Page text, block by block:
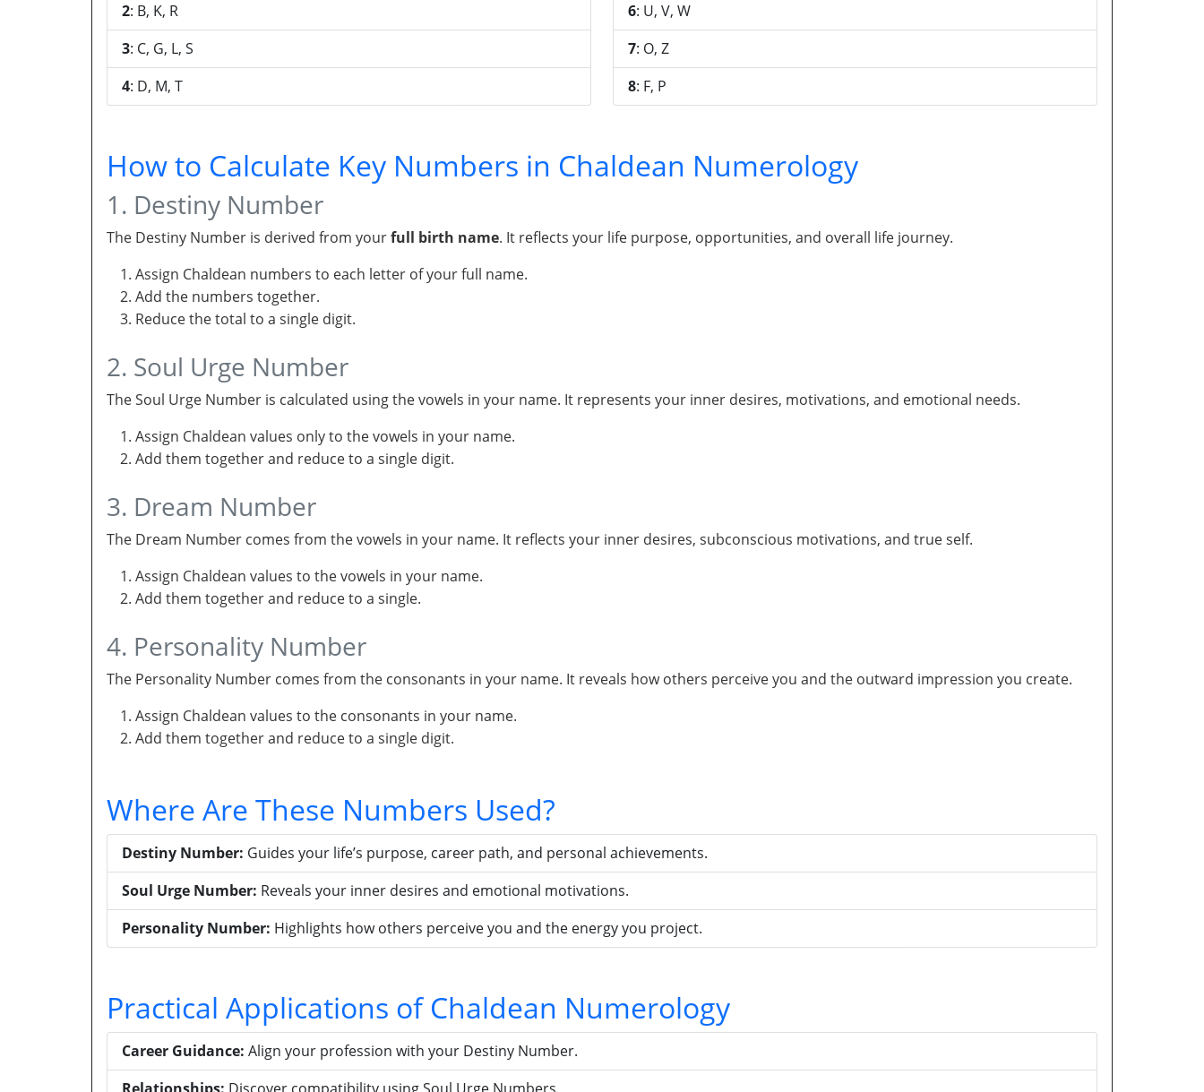
2: B, K, R
3: C, G, L, S
4: D, M, T
6: U, V, W
7: O, Z
8: F, P
How to Calculate Key Numbers in Chaldean Numerology
1. Destiny Number
The Destiny Number is derived from yourfull birth name. It reflects your life purpose, opportunities, and overall life journey.
Assign Chaldean numbers to each letter of your full name.
Add the numbers together.
Reduce the total to a single digit.
2. Soul Urge Number
The Soul Urge Number is calculated using the vowels in your name. It represents your inner desires, motivations, and emotional needs.
Assign Chaldean values only to the vowels in your name.
Add them together and reduce to a single digit.
3. Dream Number
The Dream Number comes from the vowels in your name. It reflects your inner desires, subconscious motivations, and true self.
Assign Chaldean values to the vowels in your name.
Add them together and reduce to a single.
4. Personality Number
The Personality Number comes from the consonants in your name. It reveals how others perceive you and the outward impression you create.
Assign Chaldean values to the consonants in your name.
Add them together and reduce to a single digit.
Where Are These Numbers Used?
Destiny Number: Guides your life’s purpose, career path, and personal achievements.
Soul Urge Number: Reveals your inner desires and emotional motivations.
Personality Number: Highlights how others perceive you and the energy you project.
Practical Applications of Chaldean Numerology
Career Guidance: Align your profession with your Destiny Number.